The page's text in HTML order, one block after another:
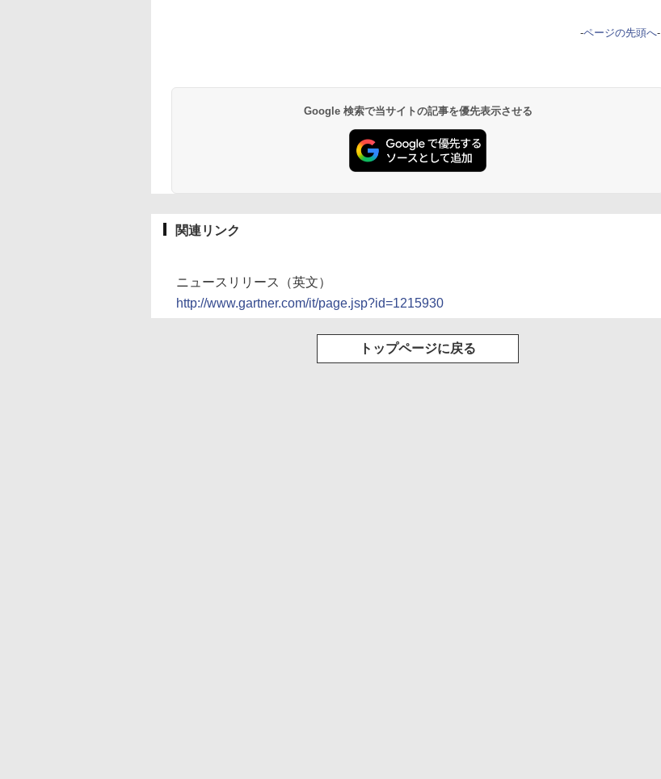
-ページの先頭へ-
Google 検索で当サイトの記事を優先表示させる
関連リンク
ニュースリリース（英文）
http://www.gartner.com/it/page.jsp?id=1215930
トップページに戻る